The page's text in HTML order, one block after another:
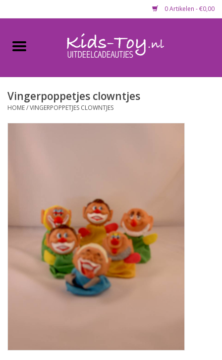
0 Artikelen - €0,00
Home
Gevulde capsules & mixen
Speelgoedautomaten
Speelgoedpakketten
Gevulde capsules & mixen
Snoep / kauwgomballen
Vingerpoppetjes clowntjes
HOME/VINGERPOPPETJES CLOWNTJES